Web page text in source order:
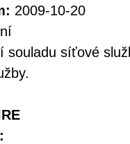
2009-10-20
souladu síťové